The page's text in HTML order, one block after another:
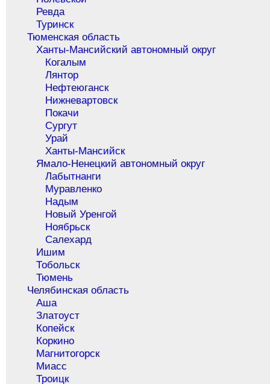
Ревда
Туринск
Тюменская область
Ханты-Мансийский автономный округ
Когалым
Лянтор
Нефтеюганск
Нижневартовск
Покачи
Сургут
Урай
Ханты-Мансийск
Ямало-Ненецкий автономный округ
Лабытнанги
Муравленко
Надым
Новый Уренгой
Ноябрьск
Салехард
Ишим
Тобольск
Тюмень
Челябинская область
Аша
Златоуст
Копейск
Коркино
Магнитогорск
Миасс
Троицк